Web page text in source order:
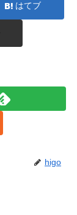
はてブ
higo